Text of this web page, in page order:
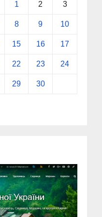
1 2 3
8 9 10
15 16 17
22 23 24
29 30